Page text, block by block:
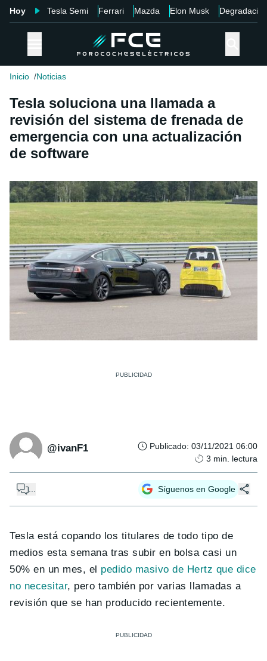
Hoy Tesla Semi Ferrari Mazda Elon Musk Degradación
Inicio Noticias
Tesla soluciona una llamada a
revisión del sistema de frenada de
emergencia con una actualización
de software
@ivanF1 Publicado: 03/11/2021 06:00
3 min. lectura
Síguenos en Google
Tesla está copando los titulares de todo tipo de
medios esta semana tras subir en bolsa casi un
50% en un mes, el pedido masivo de Hertz que dice
no necesitar, pero también por varias llamadas a
revisión que se han producido recientemente.